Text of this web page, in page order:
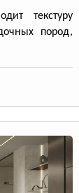
текстуру
пород,